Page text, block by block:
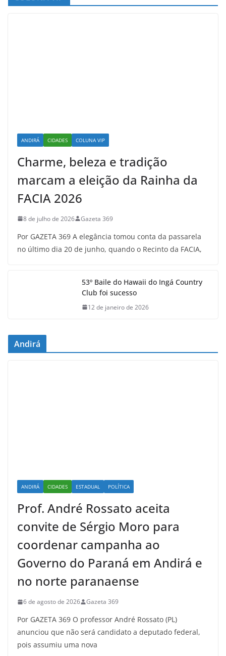
ANDIRÁ CIDADES COLUNA VIP
Charme, beleza e tradição
marcam a eleição da Rainha da
FACIA 2026
8 de julho de 2026 Gazeta 369
Por GAZETA 369 A elegância tomou conta da passarela
no último dia 20 de junho, quando o Recinto da FACIA,
53º Baile do Hawaii do Ingá Country
Club foi sucesso
12 de janeiro de 2026
Andirá
ANDIRÁ CIDADES ESTADUAL POLÍTICA
Prof. André Rossato aceita
convite de Sérgio Moro para
coordenar campanha ao
Governo do Paraná em Andirá e
no norte paranaense
6 de agosto de 2026 Gazeta 369
Por GAZETA 369 O professor André Rossato (PL)
anunciou que não será candidato a deputado federal,
pois assumiu uma nova